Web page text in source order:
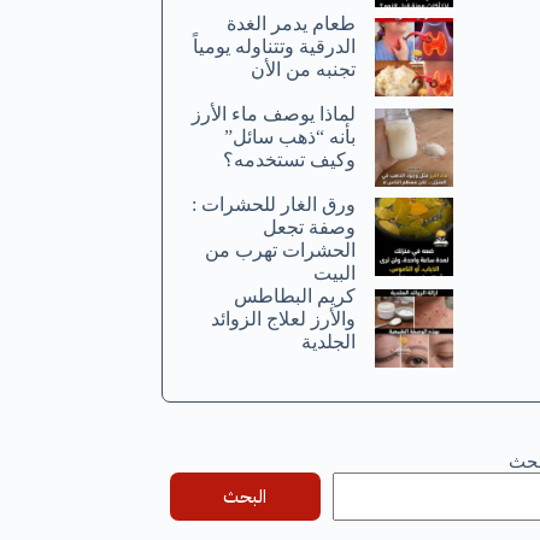
طعام يدمر الغدة
الدرقية وتتناوله يومياً
تجنبه من الأن
لماذا يوصف ماء الأرز
بأنه “ذهب سائل”
وكيف تستخدمه؟
ورق الغار للحشرات :
وصفة تجعل
الحشرات تهرب من
البيت
كريم البطاطس
والأرز لعلاج الزوائد
الجلدية
البحث